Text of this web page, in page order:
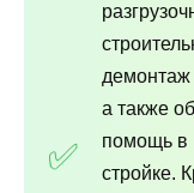
демонтаж
а также
помощь в
стройке.